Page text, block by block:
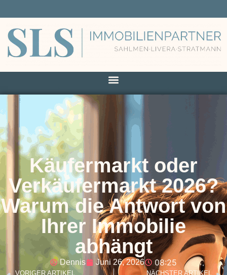
Käufermarkt oder
Verkäufermarkt 2026?
Warum die Antwort von
Ihrer Immobilie
abhängt
Dennis Juni 26, 2026 08:25
VORIGER ARTIKEL NÄCHSTER ARTIKEL